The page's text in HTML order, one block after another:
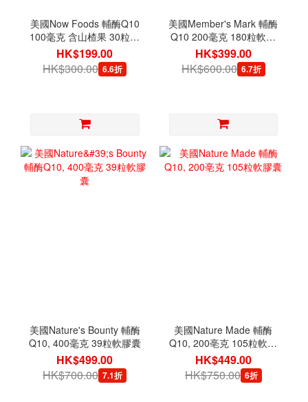
美國Now Foods 輔酶Q10
100毫克 含山楂果 30粒素
食膠囊
HK$199.00
HK$300.00 6.6折
美國Member's Mark 輔酶
Q10 200毫克 180粒軟膠
囊
HK$399.00
HK$600.00 6.7折
美國Nature's Bounty 輔酶
Q10, 400毫克 39粒軟膠囊
HK$499.00
HK$700.00 7.1折
美國Nature Made 輔酶
Q10, 200亳克 105粒軟膠
囊
HK$449.00
HK$750.00 6折